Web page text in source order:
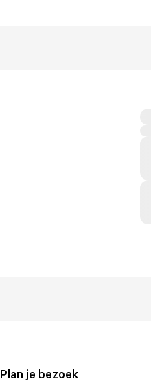
Plan je bezoek